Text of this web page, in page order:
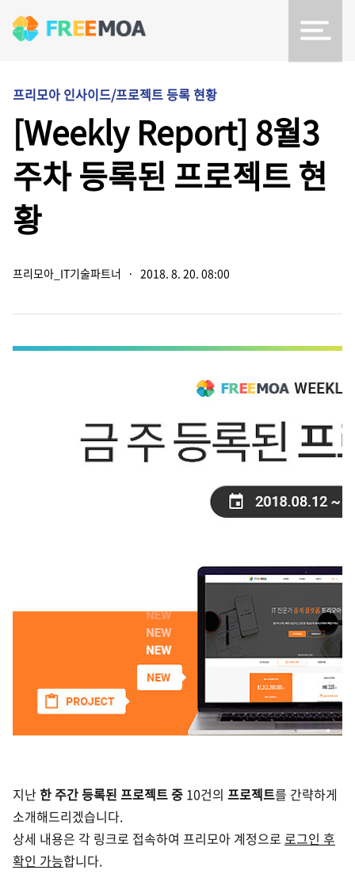
프리모아 인사이드/프로젝트 등록 현황
[Weekly Report] 8월3
주차 등록된 프로젝트 현
황
프리모아_IT기술파트너 · 2018. 8. 20. 08:00
지난한 주간 등록된 프로젝트 중 10건의 프로젝트를 간략하게
소개해드리겠습니다.
상세 내용은 각 링크로 접속하여 프리모아 계정으로 로그인 후
확인 가능합니다.